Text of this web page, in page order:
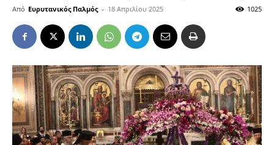
Από Ευρυτανικός Παλμός - 18 Απριλίου 2025 1025